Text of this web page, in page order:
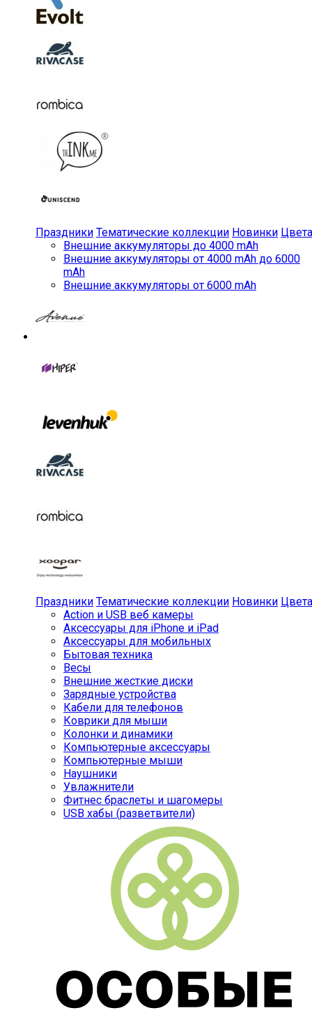
Праздники Тематические коллекции Новинки Цвета
Внешние аккумуляторы до 4000 mAh
Внешние аккумуляторы от 4000 mAh до 6000
mAh
Внешние аккумуляторы от 6000 mAh
Праздники Тематические коллекции Новинки Цвета
Action и USB веб камеры
Аксессуары для iPhone и iPad
Аксессуары для мобильных
Бытовая техника
Весы
Внешние жесткие диски
Зарядные устройства
Кабели для телефонов
Коврики для мыши
Колонки и динамики
Компьютерные аксессуары
Компьютерные мыши
Наушники
Увлажнители
Фитнес браслеты и шагомеры
USB хабы (разветвители)